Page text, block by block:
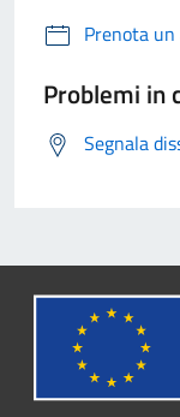
Prenota
Problemi in
Segnala